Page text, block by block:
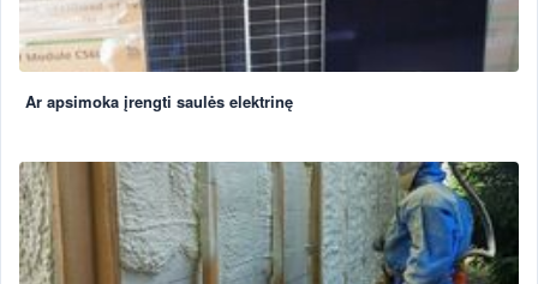
Ar apsimoka įrengti saulės elektrinę